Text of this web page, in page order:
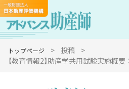
トップページ > 投稿
>
【教育情報2】助産学共用試験実施概